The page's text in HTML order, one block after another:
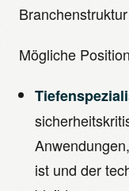
Mögliche
ist und der